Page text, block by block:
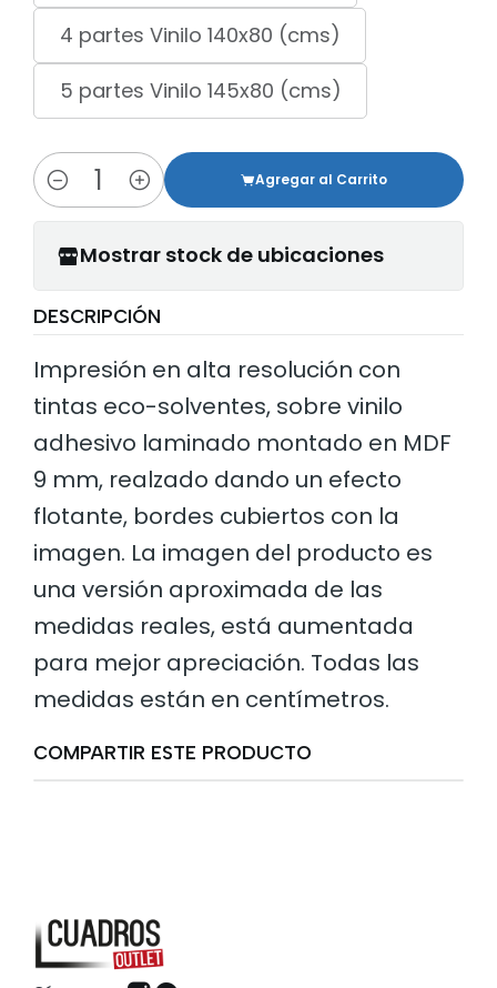
4 partes Vinilo 140x80 (cms)
5 partes Vinilo 145x80 (cms)
Cantidad
Agregar al Carrito
Mostrar stock de ubicaciones
DESCRIPCIÓN
Impresión en alta resolución con
tintas eco-solventes, sobre vinilo
adhesivo laminado montado en MDF
9 mm, realzado dando un efecto
flotante, bordes cubiertos con la
imagen. La imagen del producto es
una versión aproximada de las
medidas reales, está aumentada
para mejor apreciación. Todas las
medidas están en centímetros.
COMPARTIR ESTE PRODUCTO